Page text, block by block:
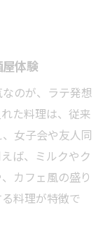
体験
のが、ラテ発想
た料理は、従来
女子会や友人同
ば、ミルクやク
カフェ風の盛り
料理が特徴で